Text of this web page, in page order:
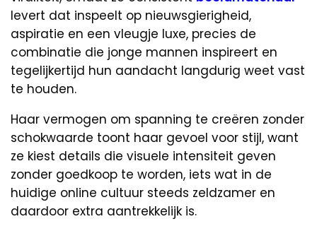
levert dat inspeelt op nieuwsgierigheid,
aspiratie en een vleugje luxe, precies de
combinatie die jonge mannen inspireert en
tegelijkertijd hun aandacht langdurig weet vast
te houden.
Haar vermogen om spanning te creëren zonder
schokwaarde toont haar gevoel voor stijl, want
ze kiest details die visuele intensiteit geven
zonder goedkoop te worden, iets wat in de
huidige online cultuur steeds zeldzamer en
daardoor extra aantrekkelijk is.